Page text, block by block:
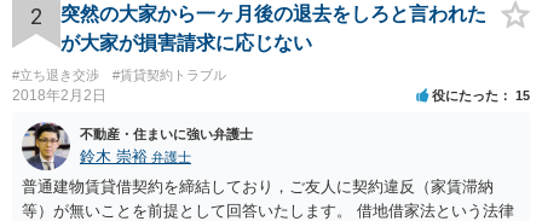
もらうと良いです。 そうすると裁判になりますが、相手に正当事由が
かなり少ないケースといえますので、立退請求は棄却、または相当程
度の立退料を提示しないと立退請求は認められないと思います。た
だ、裁判となった場合は、費用はかかりますが、弁護士を立てること
をおすすめします。 頑張ってください！
2
突然の大家から一ヶ月後の退去をしろと言われた
が大家が損害請求に応じない
#立ち退き交渉 #賃貸契約トラブル
2018年2月2日 役にたった 15
不動産・住まいに強い弁護士
鈴木 崇裕 弁護士
普通建物賃貸借契約を締結しており，ご友人に契約違反（家賃滞納
等）が無いことを前提として回答いたします。 借地借家法という法律